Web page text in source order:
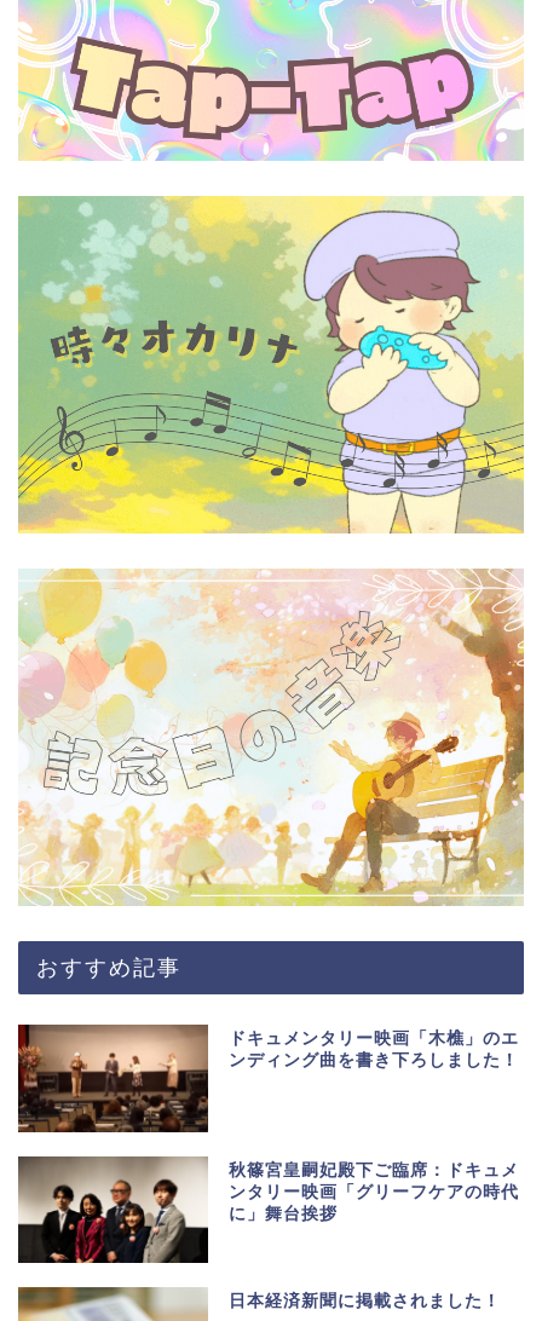
おすすめ記事
ドキュメンタリー映画「木樵」のエ
ンディング曲を書き下ろしました！
秋篠宮皇嗣妃殿下ご臨席：ドキュメ
ンタリー映画「グリーフケアの時代
に」舞台挨拶
日本経済新聞に掲載されました！